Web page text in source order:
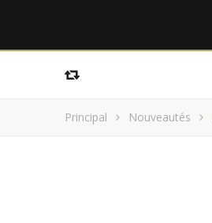
Principal Nouveautés